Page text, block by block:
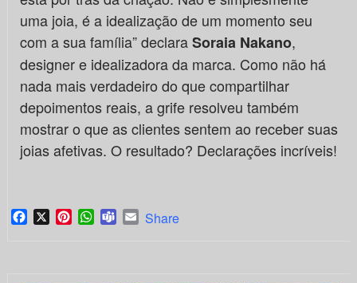
uma joia, é a idealização de um momento seu
com a sua família” declaraSoraia Nakano,
designer e idealizadora da marca. Como não há
nada mais verdadeiro do que compartilhar
depoimentos reais, a grife resolveu também
mostrar o que as clientes sentem ao receber suas
joias afetivas. O resultado? Declarações incríveis!
Facebook
X PinterestWhatsApp
TeamsEmail
Share